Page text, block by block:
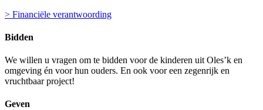
> Financiële verantwoording
Bidden
We willen u vragen om te bidden voor de kinderen uit Oles’k en
omgeving én voor hun ouders. En ook voor een zegenrijk en
vruchtbaar project!
Geven